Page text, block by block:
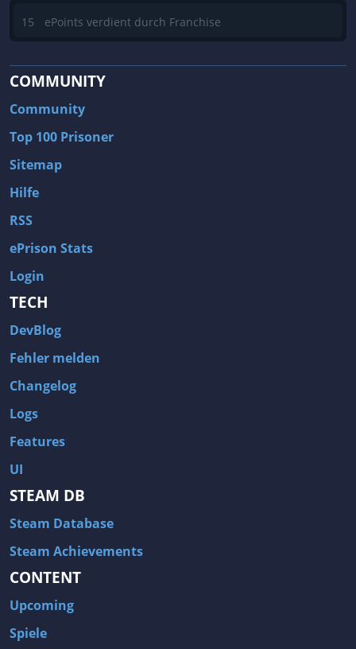
15 ePoints verdient durch Franchise
COMMUNITY
Community
Top 100 Prisoner
Sitemap
Hilfe
RSS
ePrison Stats
Login
TECH
DevBlog
Fehler melden
Changelog
Logs
Features
UI
STEAM DB
Steam Database
Steam Achievements
CONTENT
Upcoming
Spiele